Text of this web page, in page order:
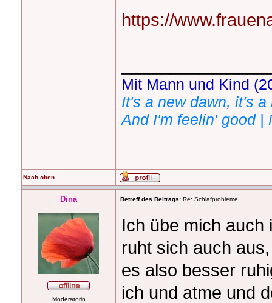
https://
Mit Mann und Kind
It's a new dawn, it's
And I'm feelin' good |
Nach oben
Dina Betreff des Beitrags: Re: Schlafprobleme
Moderatorin
Ich übe mich auch
ruht sich auch
es also besser
ich und atme und